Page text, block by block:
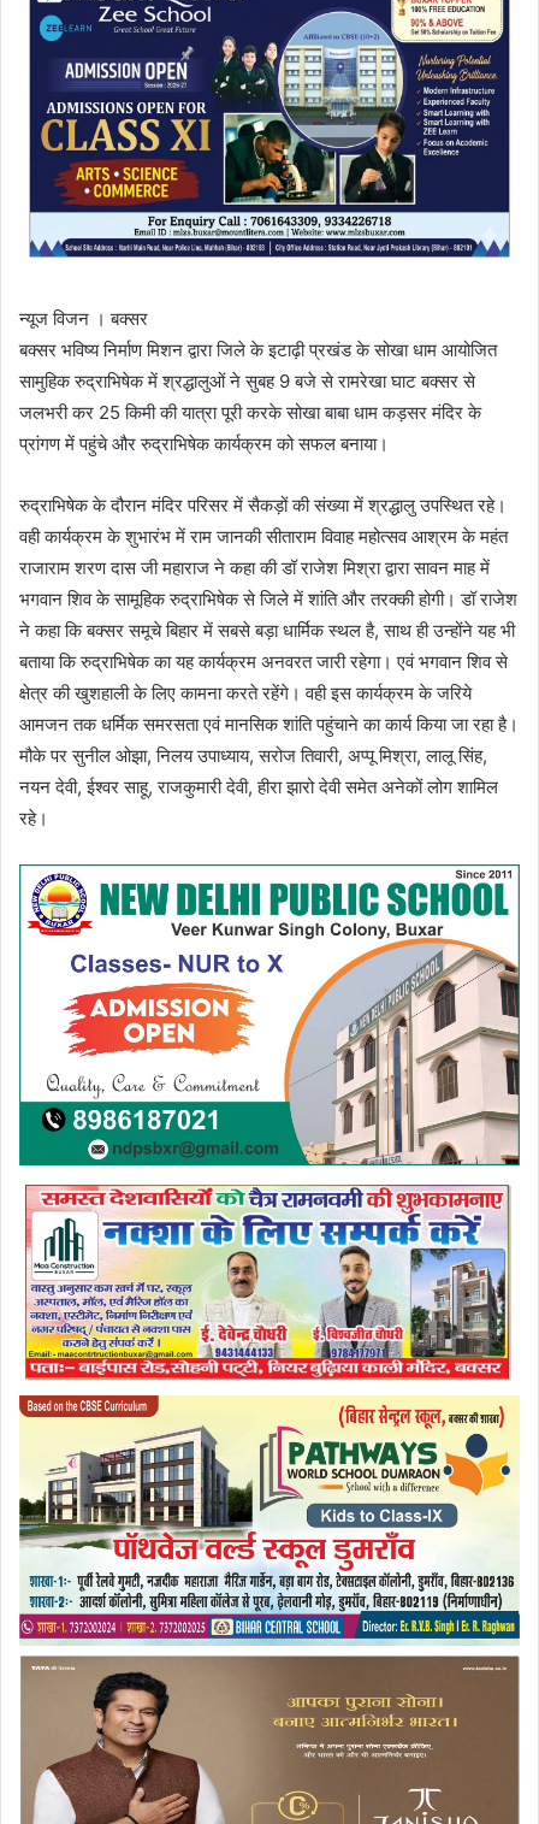
न्यूज विजन । बक्सर
बक्सर भविष्य निर्माण मिशन द्वारा जिले के इटाढ़ी प्रखंड के सोखा धाम आयोजित
सामुहिक रुद्राभिषेक में श्रद्धालुओं ने सुबह 9 बजे से रामरेखा घाट बक्सर से
जलभरी कर 25 किमी की यात्रा पूरी करके सोखा बाबा धाम कड़सर मंदिर के
प्रांगण में पहुंचे और रुद्राभिषेक कार्यक्रम को सफल बनाया।
रुद्राभिषेक के दौरान मंदिर परिसर में सैकड़ों की संख्या में श्रद्धालु उपस्थित रहे।
वही कार्यक्रम के शुभारंभ में राम जानकी सीताराम विवाह महोत्सव आश्रम के महंत
राजाराम शरण दास जी महाराज ने कहा की डॉ राजेश मिश्रा द्वारा सावन माह में
भगवान शिव के सामूहिक रुद्राभिषेक से जिले में शांति और तरक्की होगी। डॉ राजेश
ने कहा कि बक्सर समूचे बिहार में सबसे बड़ा धार्मिक स्थल है, साथ ही उन्होंने यह भी
बताया कि रुद्राभिषेक का यह कार्यक्रम अनवरत जारी रहेगा। एवं भगवान शिव से
क्षेत्र की खुशहाली के लिए कामना करते रहेंगे। वही इस कार्यक्रम के जरिये
आमजन तक धर्मिक समरसता एवं मानसिक शांति पहुंचाने का कार्य किया जा रहा है।
मौके पर सुनील ओझा, निलय उपाध्याय, सरोज तिवारी, अप्पू मिश्रा, लालू सिंह,
नयन देवी, ईश्वर साहू, राजकुमारी देवी, हीरा झारो देवी समेत अनेकों लोग शामिल
रहे।